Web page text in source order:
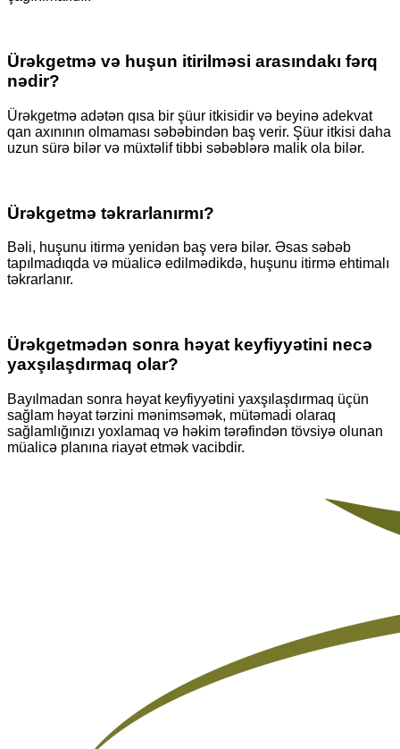
Ürəkgetmə və huşun itirilməsi arasındakı fərq
nədir?
Ürəkgetmə adətən qısa bir şüur itkisidir və beyinə adekvat
qan axınının olmaması səbəbindən baş verir. Şüur itkisi daha
uzun sürə bilər və müxtəlif tibbi səbəblərə malik ola bilər.
Ürəkgetmə təkrarlanırmı?
Bəli, huşunu itirmə yenidən baş verə bilər. Əsas səbəb
tapılmadıqda və müalicə edilmədikdə, huşunu itirmə ehtimalı
təkrarlanır.
Ürəkgetmədən sonra həyat keyfiyyətini necə
yaxşılaşdırmaq olar?
Bayılmadan sonra həyat keyfiyyətini yaxşılaşdırmaq üçün
sağlam həyat tərzini mənimsəmək, mütəmadi olaraq
sağlamlığınızı yoxlamaq və həkim tərəfindən tövsiyə olunan
müalicə planına riayət etmək vacibdir.